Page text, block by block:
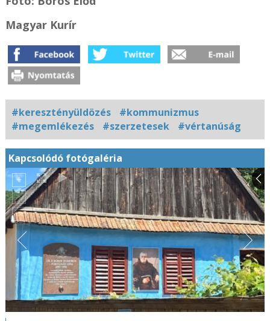
Magyar Kurír
#keresztényüldözés
#kommunizmus
#megemlékezés
#szerzetesek #vértanúság
Kapcsolódó fotógaléria